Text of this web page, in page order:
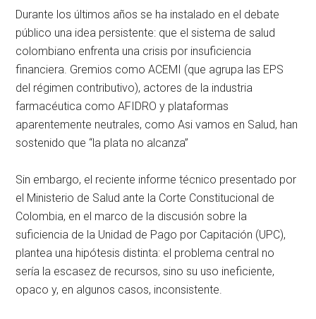
Durante los últimos años se ha instalado en el debate
público una idea persistente: que el sistema de salud
colombiano enfrenta una crisis por insuficiencia
financiera. Gremios como ACEMI (que agrupa las EPS
del régimen contributivo), actores de la industria
farmacéutica como AFIDRO y plataformas
aparentemente neutrales, como Asi vamos en Salud, han
sostenido que “la plata no alcanza”
Sin embargo, el reciente informe técnico presentado por
el Ministerio de Salud ante la Corte Constitucional de
Colombia, en el marco de la discusión sobre la
suficiencia de la Unidad de Pago por Capitación (UPC),
plantea una hipótesis distinta: el problema central no
sería la escasez de recursos, sino su uso ineficiente,
opaco y, en algunos casos, inconsistente.